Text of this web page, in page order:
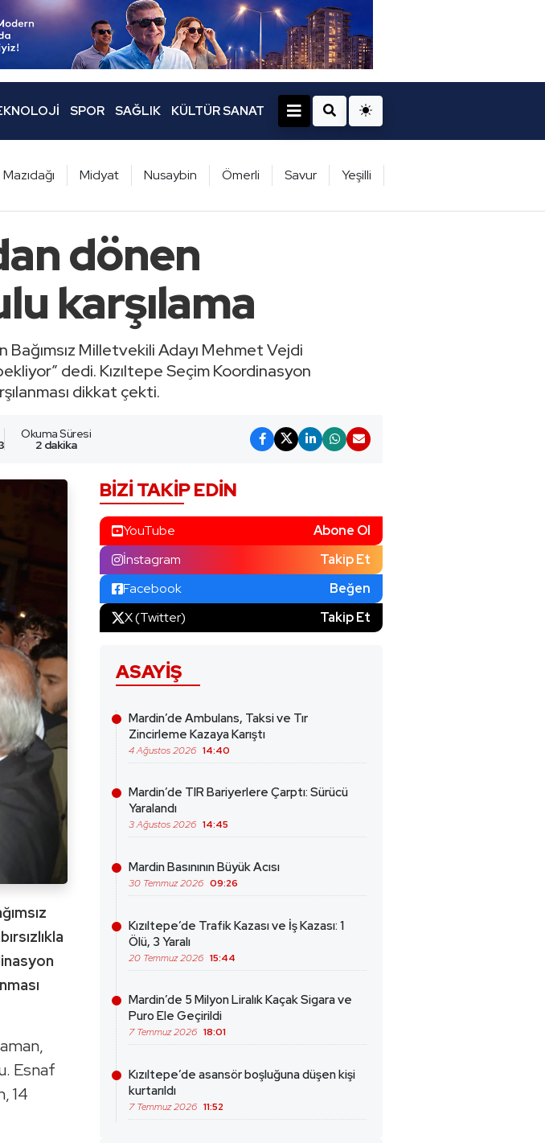
SPOR SAĞLIK KÜLTÜR SANAT
Mazıdağı Midyat Nusaybin Ömerli Savur Yeşilli
dönen
karşılama
Bağımsız Milletvekili Adayı Mehmet Vejdi
bekliyor” dedi. Kızıltepe Seçim Koordinasyon
dikkat çekti.
Okuma Süresi
2 dakika
Esnaf
14
BIZI TAKIP EDIN
YouTube
Abone Ol
İnstagram
Takip Et
Facebook
Beğen
X (Twitter)
Takip Et
ASAYIŞ
Mardin’de Ambulans, Taksi ve Tır
Zincirleme Kazaya Karıştı
4 Ağustos 2026 14:40
Mardin’de TIR Bariyerlere Çarptı: Sürücü
Yaralandı
3 Ağustos 2026 14:45
Mardin Basınının Büyük Acısı
30 Temmuz 2026 09:26
Kızıltepe’de Trafik Kazası ve İş Kazası: 1
Ölü, 3 Yaralı
20 Temmuz 2026 15:44
Mardin’de 5 Milyon Liralık Kaçak Sigara ve
Puro Ele Geçirildi
7 Temmuz 2026 18:01
Kızıltepe’de asansör boşluğuna düşen kişi
kurtarıldı
7 Temmuz 2026 11:52